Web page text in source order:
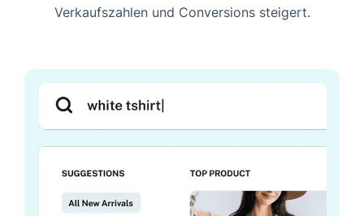
Verkaufszahlen und Conversions steigert.